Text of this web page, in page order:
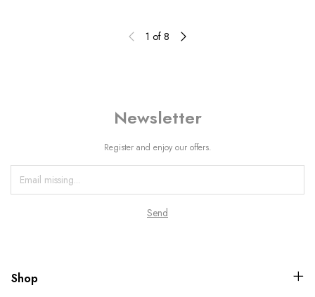
1 of 8
Newsletter
Register and enjoy our offers.
Shop